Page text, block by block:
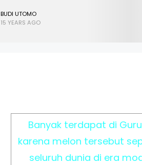
BUDI UTOMO
15 YEARS AGO
Banyak terdapat di
karena melon tersebut
seluruh dunia di era